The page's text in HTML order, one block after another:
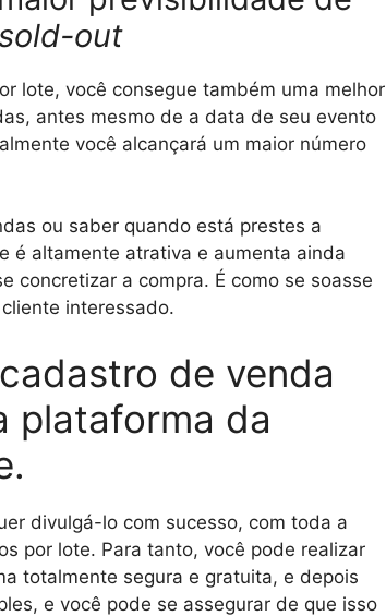
sold-out
lote, você consegue também uma melhor
antes mesmo de a data de seu evento
você alcançará um maior número
ou saber quando está prestes a
é altamente atrativa e aumenta ainda
concretizar a compra. É como se soasse
interessado.
de venda
plataforma da
divulgá-lo com sucesso, com toda a
por lote. Para tanto, você pode realizar
totalmente segura e gratuita, e depois
e você pode se assegurar de que isso